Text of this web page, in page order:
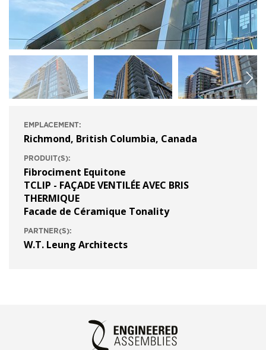
EMPLACEMENT:
Richmond, British Columbia, Canada
PRODUIT(S):
Fibrociment Equitone
TCLIP - FAÇADE VENTILÉE AVEC BRIS
THERMIQUE
Facade de Céramique Tonality
PARTNER(S):
W.T. Leung Architects